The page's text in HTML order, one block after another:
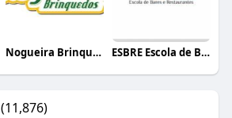
Nogueira Brinquedos ESBRE Escola de Bares e Restaurantes
(11,876)